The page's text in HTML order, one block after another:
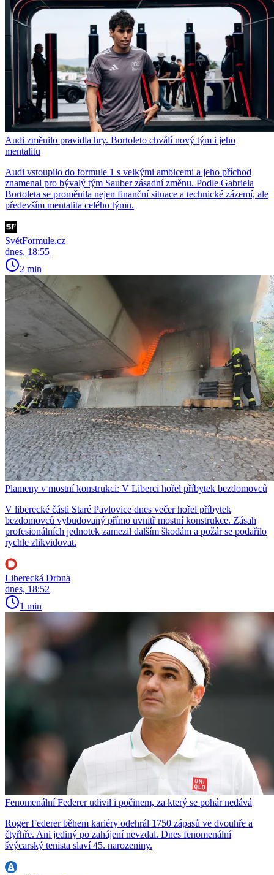
Audi změnilo pravidla hry. Bortoleto chválí nový tým i jeho
mentalitu
Audi vstoupilo do formule 1 s velkými ambicemi a jeho příchod
znamenal pro bývalý tým Sauber zásadní změnu. Podle Gabriela
Bortoleta se proměnila nejen finanční situace a technické zázemí, ale
především mentalita celého týmu.
SvětFormule.cz
dnes, 18:55
2 min
Plameny v mostní konstrukci: V Liberci hořel příbytek bezdomovců
V liberecké části Staré Pavlovice dnes večer hořel příbytek
bezdomovců vybudovaný přímo uvnitř mostní konstrukce. Zásah
profesionálních jednotek zamezil dalším škodám a požár se podařilo
rychle zlikvidovat.
Liberecká Drbna
dnes, 18:52
1 min
Fenomenální Federer udivil i počinem, za který se pohár nedává
Roger Federer během kariéry odehrál 1750 zápasů ve dvouhře a
čtyřhře. Ani jediný po zahájení nevzdal. Dnes fenomenální
švýcarský tenista slaví 45. narozeniny.